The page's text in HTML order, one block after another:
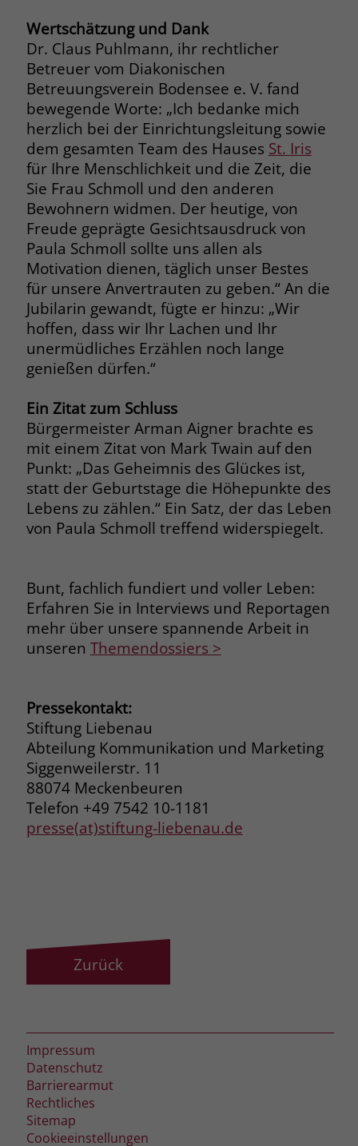
Wertschätzung und Dank
Dr. Claus Puhlmann, ihr rechtlicher
Betreuer vom Diakonischen
Betreuungsverein Bodensee e. V. fand
bewegende Worte: „Ich bedanke mich
herzlich bei der Einrichtungsleitung sowie
dem gesamten Team des Hauses St. Iris
für Ihre Menschlichkeit und die Zeit, die
Sie Frau Schmoll und den anderen
Bewohnern widmen. Der heutige, von
Freude geprägte Gesichtsausdruck von
Paula Schmoll sollte uns allen als
Motivation dienen, täglich unser Bestes
für unsere Anvertrauten zu geben.“ An die
Jubilarin gewandt, fügte er hinzu: „Wir
hoffen, dass wir Ihr Lachen und Ihr
unermüdliches Erzählen noch lange
genießen dürfen.“
Ein Zitat zum Schluss
Bürgermeister Arman Aigner brachte es
mit einem Zitat von Mark Twain auf den
Punkt: „Das Geheimnis des Glückes ist,
statt der Geburtstage die Höhepunkte des
Lebens zu zählen.“ Ein Satz, der das Leben
von Paula Schmoll treffend widerspiegelt.
Bunt, fachlich fundiert und voller Leben:
Erfahren Sie in Interviews und Reportagen
mehr über unsere spannende Arbeit in
unseren Themendossiers >
Pressekontakt:
Stiftung Liebenau
Abteilung Kommunikation und Marketing
Siggenweilerstr. 11
88074 Meckenbeuren
Telefon +49 7542 10-1181
presse(at)stiftung-liebenau.de
Zurück
Impressum
Datenschutz
Barrierearmut
Rechtliches
Sitemap
Cookieeinstellungen
Bestellungen oder Kontaktanfragen der
Anzeige zugewiesen werden können.
_fbp
Anbieter Facebook
Laufzeit 3 Monate
Zweck
Der Zweck von _fbp ist vollständig auf
die Werbe- und Analysebemühungen
von Facebook zurückzuführen. Dieses
Cookie ist ein Erstanbieter-Cookie, d. h.
Facebook platziert es, während ein
Verbraucher auf Facebook ist. Dieses
Cookie verfolgt die Besuche eines
Nutzers auf verschiedenen Websites
und meldet dieses Verhalten an
Facebook. Facebook kann dann die
Nutzer besser zu verstehen und
bessere, relevantere Werbung zu
zeigen. Das _fbp-Cookie sammelt keine
persönlich identifizierbaren
Informationen und wird von Facebook
nur platziert, um Daten an das
Unternehmen zurückzusenden.